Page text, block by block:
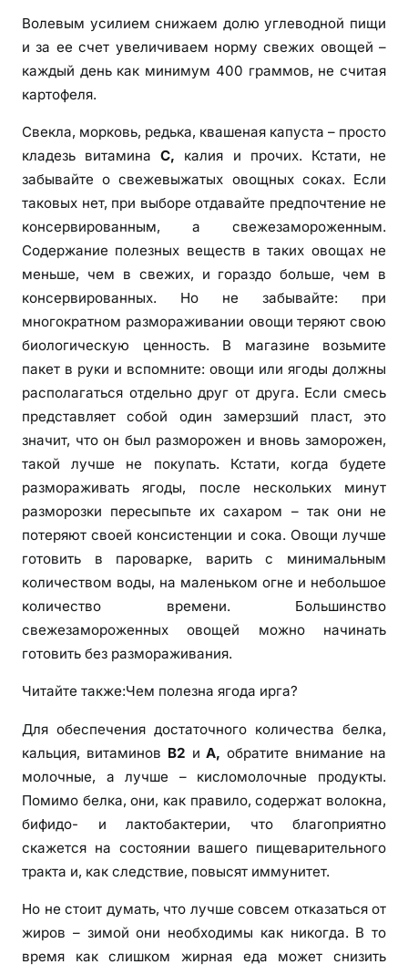
Волевым усилием снижаем долю углеводной пищи
и за ее счет увеличиваем норму свежих овощей –
каждый день как минимум 400 граммов, не считая
картофеля.
Свекла, морковь, редька, квашеная капуста – просто
кладезь витаминаС, калия и прочих. Кстати, не
забывайте о свежевыжатых овощных соках. Если
таковых нет, при выборе отдавайте предпочтение не
консервированным, а свежезамороженным.
Содержание полезных веществ в таких овощах не
меньше, чем в свежих, и гораздо больше, чем в
консервированных. Но не забывайте: при
многократном размораживании овощи теряют свою
биологическую ценность. В магазине возьмите
пакет в руки и вспомните: овощи или ягоды должны
располагаться отдельно друг от друга. Если смесь
представляет собой один замерзший пласт, это
значит, что он был разморожен и вновь заморожен,
такой лучше не покупать. Кстати, когда будете
размораживать ягоды, после нескольких минут
разморозки пересыпьте их сахаром – так они не
потеряют своей консистенции и сока. Овощи лучше
готовить в пароварке, варить с минимальным
количеством воды, на маленьком огне и небольшое
количество времени. Большинство
свежезамороженных овощей можно начинать
готовить без размораживания.
Читайте также:Чем полезна ягода ирга?
Для обеспечения достаточного количества белка,
кальция, витаминов B2 иA, обратите внимание на
молочные, а лучше – кисломолочные продукты.
Помимо белка, они, как правило, содержат волокна,
бифидо- и лактобактерии, что благоприятно
скажется на состоянии вашего пищеварительного
тракта и, как следствие, повысят иммунитет.
Но не стоит думать, что лучше совсем отказаться от
жиров – зимой они необходимы как никогда. В то
время как слишком жирная еда может снизить